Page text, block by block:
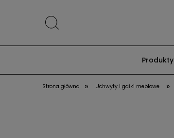
Produkty
Strona główna » Uchwyty i gałki meblowe »